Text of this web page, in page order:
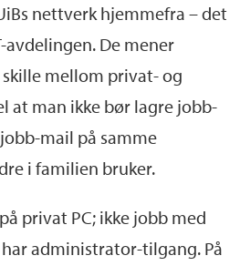
nettverk hjemmefra – det
De mener
mellom privat- og
at man ikke bør lagre jobb-
mail på samme
i familien bruker.
privat PC; ikke jobb med
administrator-tilgang. På